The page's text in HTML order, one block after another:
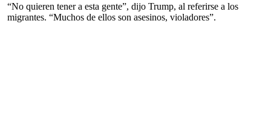
“No quieren tener a esta gente”, dijo Trump, al referirse a los
migrantes. “Muchos de ellos son asesinos, violadores”.